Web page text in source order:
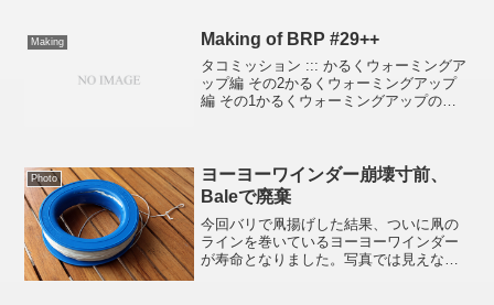
Making Making of BRP #29++
タコミッション ::: かるくウォーミングア
ップ編 その2かるくウォーミングアップ
編 その1かるくウォーミングアップのつ
ラ...
Photo
ヨーヨーワインダー崩壊寸前、
Baleで廃棄
今回バリで凧揚げした結果、ついに凧の
ラインを巻いているヨーヨーワインダー
が寿命となりました。写真では見えない